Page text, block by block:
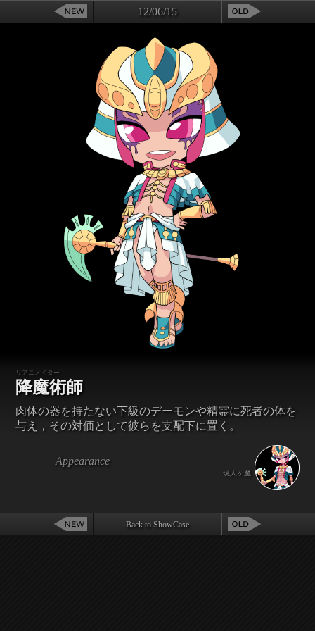
12/06/15
リアニメイター
降魔術師
肉体の器を持たない下級のデーモンや精霊に死者の体を
与え，その対価として彼らを支配下に置く。
Appearance
現人ヶ魔
Back to ShowCase